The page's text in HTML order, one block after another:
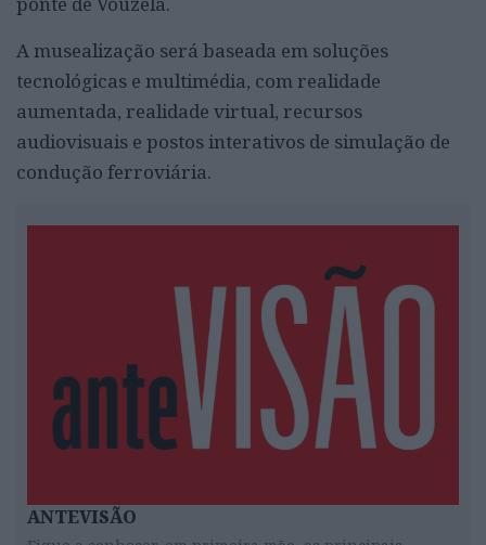
A musealização será baseada em soluções
tecnológicas e multimédia, com realidade
aumentada, realidade virtual, recursos
audiovisuais e postos interativos de simulação de
condução ferroviária.
ANTEVISÃO